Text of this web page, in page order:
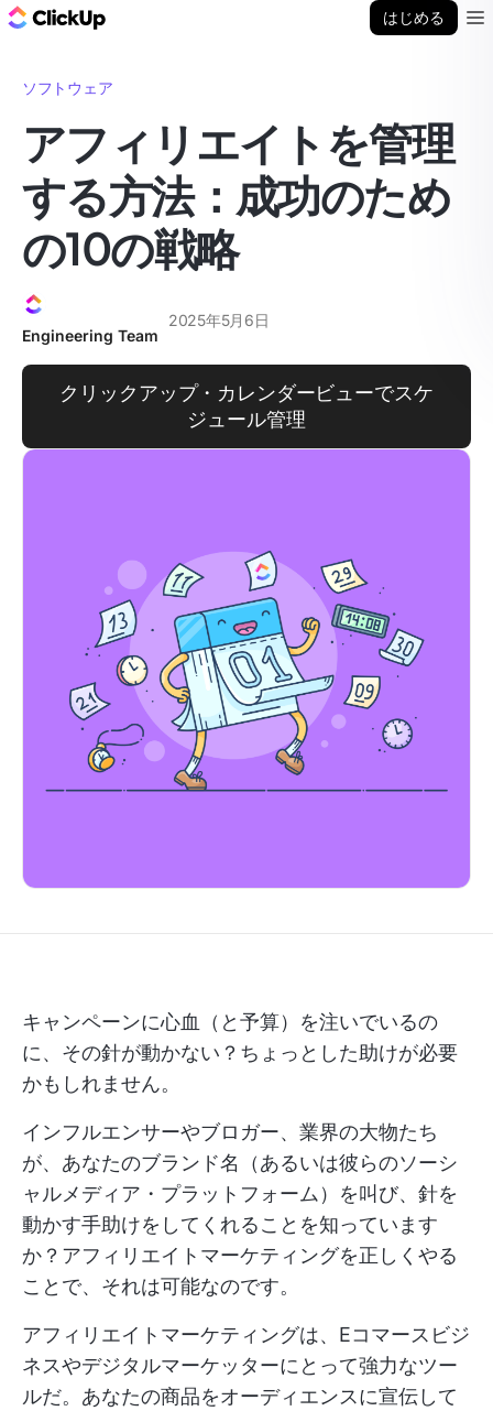
はじめる
ソフトウェア
アフィリエイトを管理
する方法：成功のため
の10の戦略
Engineering Team
2025年5月6日
クリックアップ・カレンダービューでスケ
ジュール管理
キャンペーンに心血（と予算）を注いでいるの
に、その針が動かない？ちょっとした助けが必要
かもしれません。
インフルエンサーやブロガー、業界の大物たち
が、あなたのブランド名（あるいは彼らのソーシ
ャルメディア・プラットフォーム）を叫び、針を
動かす手助けをしてくれることを知っています
か？アフィリエイトマーケティングを正しくやる
ことで、それは可能なのです。
アフィリエイトマーケティングは、Eコマースビジ
ネスやデジタルマーケッターにとって強力なツー
ルだ。あなたの商品をオーディエンスに宣伝して